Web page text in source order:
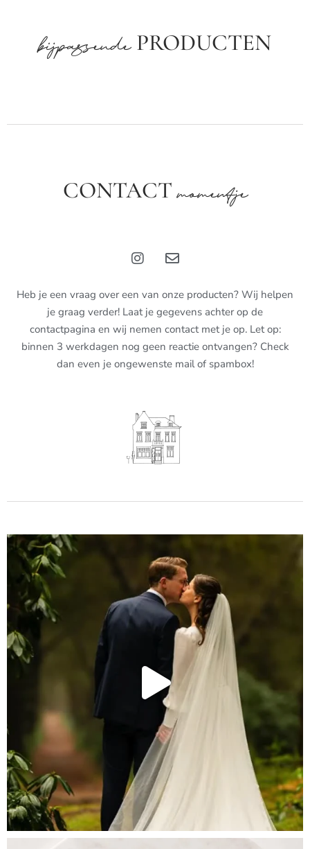
bijpassendePRODUCTEN
CONTACTmomentje
Heb je een vraag over een van onze producten? Wij helpen
je graag verder! Laat je gegevens achter op de
contactpagina en wij nemen contact met je op. Let op:
binnen 3 werkdagen nog geen reactie ontvangen? Check
dan even je ongewenste mail of spambox!